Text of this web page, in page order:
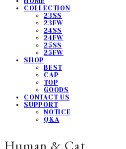
COLLECTION
23SS
23FW
24SS
24FW
25SS
25FW
SHOP
BEST
CAP
TOP
GOODS
CONTACT US
SUPPORT
NOTICE
Q&A
Human & Cat